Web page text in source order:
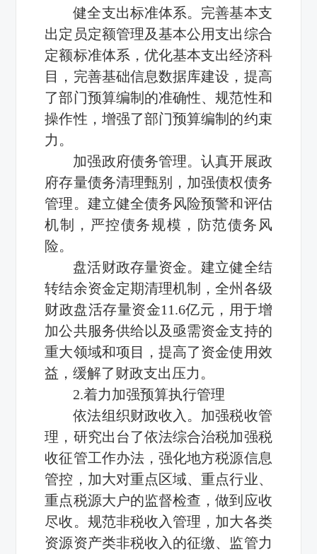
健全支出标准体系。完善基本支
出定员定额管理及基本公用支出综合
定额标准体系，优化基本支出经济科
目，完善基础信息数据库建设，提高
了部门预算编制的准确性、规范性和
操作性，增强了部门预算编制的约束
力。
加强政府债务管理。认真开展政
府存量债务清理甄别，加强债权债务
管理。建立健全债务风险预警和评估
机制，严控债务规模，防范债务风
险。
盘活财政存量资金。建立健全结
转结余资金定期清理机制，全州各级
财政盘活存量资金11.6亿元，用于增
加公共服务供给以及亟需资金支持的
重大领域和项目，提高了资金使用效
益，缓解了财政支出压力。
2.着力加强预算执行管理
依法组织财政收入。加强税收管
理，研究出台了依法综合治税加强税
收征管工作办法，强化地方税源信息
管控，加大对重点区域、重点行业、
重点税源大户的监督检查，做到应收
尽收。规范非税收入管理，加大各类
资源资产类非税收入的征缴、监管力